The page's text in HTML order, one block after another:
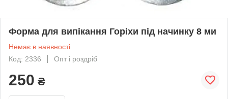
Форма для випікання Горіхи під начинку 8 ми
Немає в наявності
Код: 2336
Опт і роздріб
250 ₴